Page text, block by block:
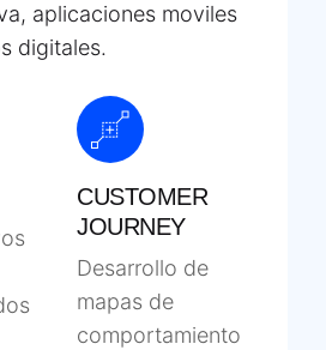
aplicaciones moviles
digitales.
CUSTOMER
JOURNEY
Desarrollo de
mapas de
comportamiento